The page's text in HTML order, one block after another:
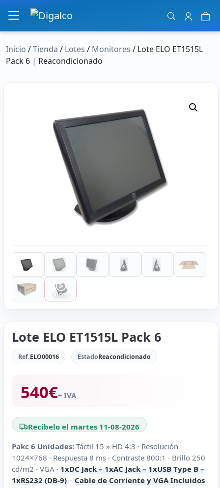
Navegación principal
Inicio /Tienda / Lotes / Monitores / Lote ELO ET1515L
Pack 6 | Reacondicionado
Vídeo
Lote ELO ET1515L Pack 6
Ref.ELO00016 EstadoReacondicionado
540€+ IVA
Recíbelo el martes 11-08-2026
Pakc 6 Unidades: Táctil 15 » HD 4:3 · Resolución
1024×768 · Respuesta 8 ms · Contraste 800:1 · Brillo 250
cd/m2 · VGA · 1xDC Jack – 1xAC Jack – 1xUSB Type B –
1xRS232 (DB-9) – Cable de Corriente y VGA Incluidos